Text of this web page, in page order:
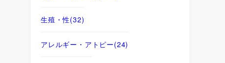
生殖・性(32)
アレルギー・アトピー(24)